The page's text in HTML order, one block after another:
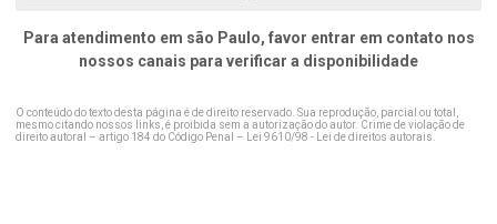
Análise de solo completa
Análise de solo contaminado
Para atendimento em são Paulo, favor entrar em contato nos
nossos canais para verificar a disponibilidade
O conteúdo do texto desta página é de direito reservado. Sua reprodução, parcial ou total,
mesmo citando nossos links, é proibida sem a autorização do autor. Crime de violação de
direito autoral – artigo 184 do Código Penal –
Lei 9610/98 - Lei de direitos autorais